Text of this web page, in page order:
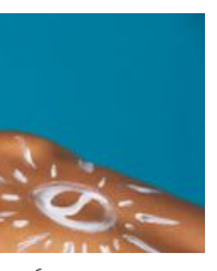
მასშტაბური
2026
საზოგადოების
2008 წლის
აგვისტოს
ერთობლივ
ავრცელებენ